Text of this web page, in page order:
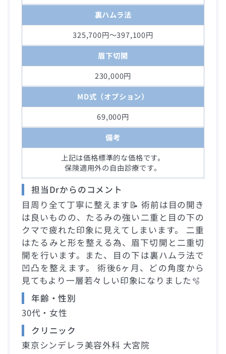
裏ハムラ法
325,700円～397,100円
眉下切開
230,000円
MD式（オプション）
69,000円
備考
上記は価格標準的な価格です。
保険適用外の自由診療です。
担当Drからのコメント
目周り全て丁寧に整えます📝 術前は目の開き
は良いものの、たるみの強い二重と目の下の
クマで疲れた印象に見えてしまいます。 二重
はたるみと形を整える為、眉下切開と二重切
開を行います。また、目の下は裏ハムラ法で
凹凸を整えます。 術後6ヶ月、どの角度から
見てもより一層若々しい印象になりました🫧
年齢・性別
30代・女性
クリニック
東京シンデレラ美容外科 大宮院